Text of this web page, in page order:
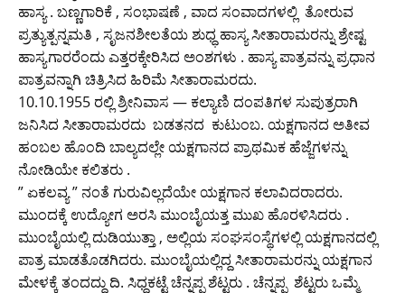
ಹಾಸ್ಯ . ಬಣ್ಣಗಾರಿಕೆ , ಸಂಭಾಷಣೆ , ವಾದ ಸಂವಾದಗಳಲ್ಲಿ ತೋರುವ
ಪ್ರತ್ಯುತ್ಪನ್ನಮತಿ , ಸೃಜನಶೀಲತೆಯ ಶುಧ್ಧ ಹಾಸ್ಯ ಸೀತಾರಾಮರನ್ನು ಶ್ರೇಷ್ಟ
ಹಾಸ್ಯಗಾರರೆಂದು ಎತ್ತರಕ್ಕೇರಿಸಿದ ಅಂಶಗಳು . ಹಾಸ್ಯ ಪಾತ್ರವನ್ನು ಪ್ರಧಾನ
ಪಾತ್ರವನ್ನಾಗಿ ಚಿತ್ರಿಸಿದ ಹಿರಿಮೆ ಸೀತಾರಾಮರದು.
10.10.1955 ರಲ್ಲಿ ಶ್ರೀನಿವಾಸ — ಕಲ್ಯಾಣಿ ದಂಪತಿಗಳ ಸುಪುತ್ರರಾಗಿ
ಜನಿಸಿದ ಸೀತಾರಾಮರದು ಬಡತನದ ಕುಟುಂಬ. ಯಕ್ಷಗಾನದ ಅತೀವ
ಹಂಬಲ ಹೊಂದಿ ಬಾಲ್ಯದಲ್ಲೇ ಯಕ್ಷಗಾನದ ಪ್ರಾಥಮಿಕ ಹೆಜ್ಜೆಗಳನ್ನು
ನೋಡಿಯೇ ಕಲಿತರು .
” ಏಕಲವ್ಯ ” ನಂತೆ ಗುರುವಿಲ್ಲದೆಯೇ ಯಕ್ಷಗಾನ ಕಲಾವಿದರಾದರು.
ಮುಂದಕ್ಕೆ ಉದ್ಯೋಗ ಅರಸಿ ಮುಂಬೈಯತ್ತ ಮುಖ ಹೊರಳಿಸಿದರು .
ಮುಂಬೈಯಲ್ಲಿ ದುಡಿಯುತ್ತಾ , ಅಲ್ಲಿಯ ಸಂಘಸಂಸ್ಥೆಗಳಲ್ಲಿ ಯಕ್ಷಗಾನದಲ್ಲಿ
ಪಾತ್ರ ಮಾಡತೊಡಗಿದರು. ಮುಂಬೈಯಲ್ಲಿದ್ದ ಸೀತಾರಾಮರನ್ನು ಯಕ್ಷಗಾನ
ಮೇಳಕ್ಕೆ ತಂದದ್ದು ದಿ. ಸಿಧ್ಧಕಟ್ಟೆ ಚೆನ್ನಪ್ಪ ಶೆಟ್ಟರು . ಚೆನ್ನಪ್ಪ ಶೆಟ್ಟರು ಒಮ್ಮೆ